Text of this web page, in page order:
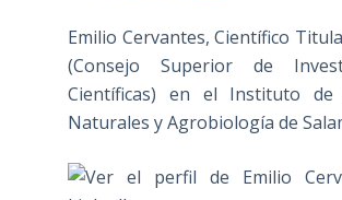
Emilio Cervantes, Científico
(Consejo Superior de
Científicas) en el Instituto de
Naturales y Agrobiología de